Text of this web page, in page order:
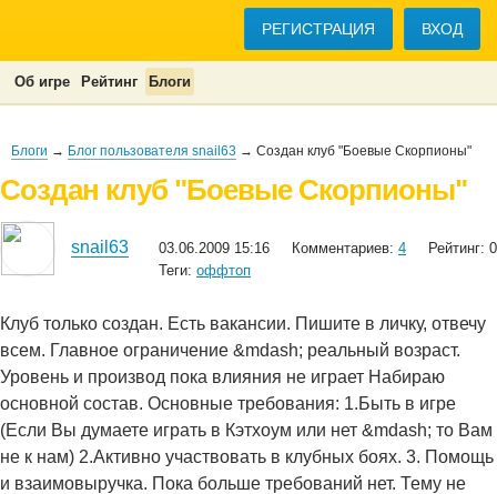
РЕГИСТРАЦИЯ ВХОД
Об игре Рейтинг Блоги
Блоги → Блог пользователя snail63 → Создан клуб "Боевые Скорпионы"
Создан клуб "Боевые Скорпионы"
snail63 03.06.2009 15:16 Комментариев: 4
Рейтинг: 0
Теги: оффтоп
Клуб только создан. Есть вакансии. Пишите в личку, отвечу
всем. Главное ограничение &mdash; реальный возраст.
Уровень и производ пока влияния не играет Набираю
основной состав. Основные требования: 1.Быть в игре
(Если Вы думаете играть в Кэтхоум или нет &mdash; то Вам
не к нам) 2.Активно участвовать в клубных боях. 3. Помощь
и взаимовыручка. Пока больше требований нет. Тему не